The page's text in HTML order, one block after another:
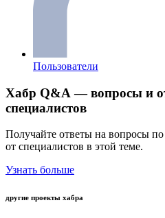
Пользователи
Хабр Q&A — вопросы и
специалистов
Получайте ответы на вопросы
от специалистов в этой теме.
Узнать больше
другие проекты хабра